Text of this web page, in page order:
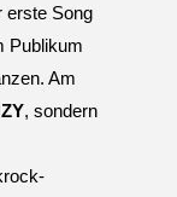
erste Song
Publikum
Am
, sondern